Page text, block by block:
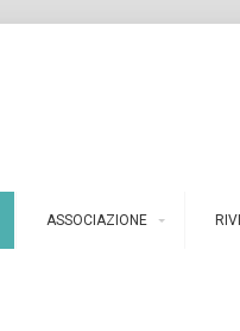
ASSOCIAZIONE